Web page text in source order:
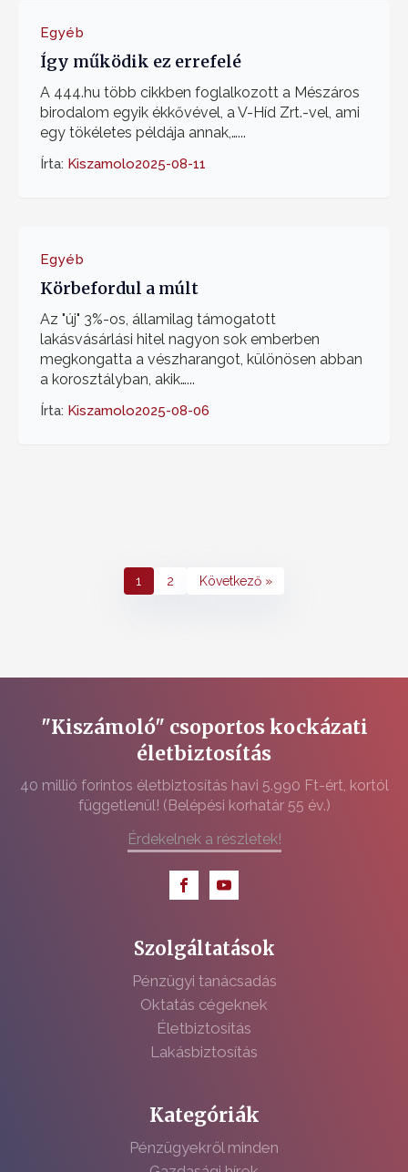
Egyéb
Így működik ez errefelé
A 444.hu több cikkben foglalkozott a Mészáros
birodalom egyik ékkővével, a V-Híd Zrt.-vel, ami
egy tökéletes példája annak,…...
Írta: Kiszamolo2025-08-11
Egyéb
Körbefordul a múlt
Az "új" 3%-os, államilag támogatott
lakásvásárlási hitel nagyon sok emberben
megkongatta a vészharangot, különösen abban
a korosztályban, akik…...
Írta: Kiszamolo2025-08-06
1 2 Következő »
"Kiszámoló" csoportos kockázati
életbiztosítás
40 millió forintos életbiztosítás havi 5.990 Ft-ért, kortól
függetlenül! (Belépési korhatár 55 év.)
Érdekelnek a részletek!
Szolgáltatások
Pénzügyi tanácsadás
Oktatás cégeknek
Életbiztosítás
Lakásbiztosítás
Kategóriák
Pénzügyekről minden